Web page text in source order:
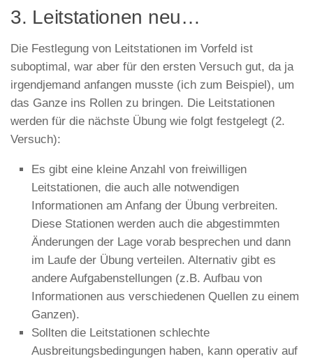
3. Leitstationen neu…
Die Festlegung von Leitstationen im Vorfeld ist
suboptimal, war aber für den ersten Versuch gut, da ja
irgendjemand anfangen musste (ich zum Beispiel), um
das Ganze ins Rollen zu bringen. Die Leitstationen
werden für die nächste Übung wie folgt festgelegt (2.
Versuch):
Es gibt eine kleine Anzahl von freiwilligen
Leitstationen, die auch alle notwendigen
Informationen am Anfang der Übung verbreiten.
Diese Stationen werden auch die abgestimmten
Änderungen der Lage vorab besprechen und dann
im Laufe der Übung verteilen. Alternativ gibt es
andere Aufgabenstellungen (z.B. Aufbau von
Informationen aus verschiedenen Quellen zu einem
Ganzen).
Sollten die Leitstationen schlechte
Ausbreitungsbedingungen haben, kann operativ auf